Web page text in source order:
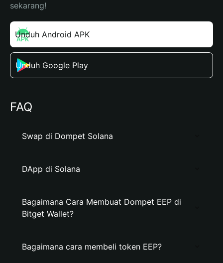
sekarang!
Unduh Android APK
Unduh Google Play
FAQ
Swap di Dompet Solana
DApp di Solana
Bagaimana Cara Membuat Dompet EEP di
Bitget Wallet?
Bagaimana cara membeli token EEP?